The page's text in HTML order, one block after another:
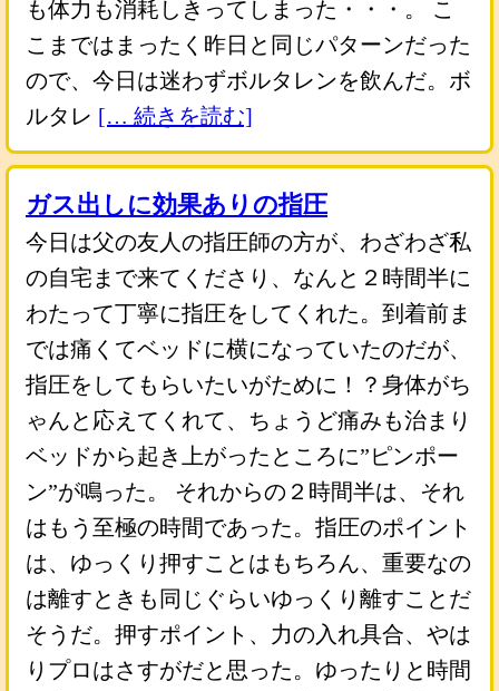
も体力も消耗しきってしまった・・・。 こ
こまではまったく昨日と同じパターンだった
ので、今日は迷わずボルタレンを飲んだ。ボ
ルタレ [… 続きを読む]
ガス出しに効果ありの指圧
今日は父の友人の指圧師の方が、わざわざ私
の自宅まで来てくださり、なんと２時間半に
わたって丁寧に指圧をしてくれた。到着前ま
では痛くてベッドに横になっていたのだが、
指圧をしてもらいたいがために！？身体がち
ゃんと応えてくれて、ちょうど痛みも治まり
ベッドから起き上がったところに”ピンポー
ン”が鳴った。 それからの２時間半は、それ
はもう至極の時間であった。指圧のポイント
は、ゆっくり押すことはもちろん、重要なの
は離すときも同じぐらいゆっくり離すことだ
そうだ。押すポイント、力の入れ具合、やは
りプロはさすがだと思った。ゆったりと時間